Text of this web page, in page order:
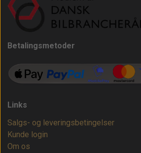
Betalingsmetoder
Links
Salgs- og leveringsbetingelser
Kunde login
Om os